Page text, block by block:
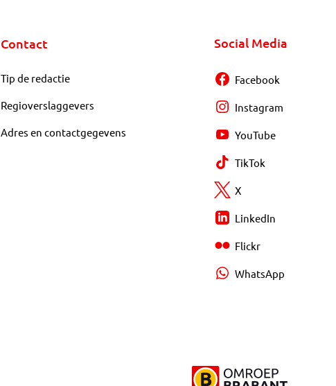
Contact
Tip de redactie
Regioverslaggevers
Adres en contactgegevens
Social Media
Facebook
Instagram
YouTube
TikTok
X
LinkedIn
Flickr
WhatsApp